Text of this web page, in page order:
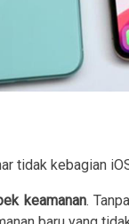
tidak kebagian
keamanan.